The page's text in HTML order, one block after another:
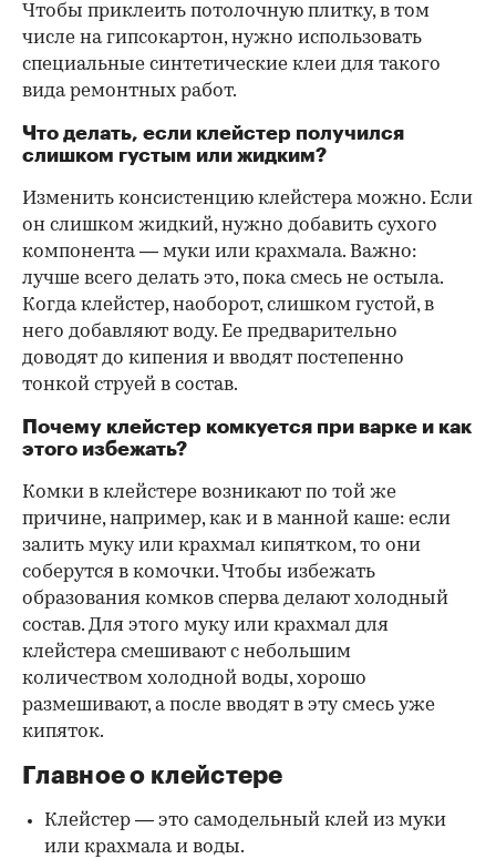
Чтобы приклеить потолочную плитку, в том
числе на гипсокартон, нужно использовать
специальные синтетические клеи для такого
вида ремонтных работ.
Что делать, если клейстер получился
слишком густым или жидким?
Изменить консистенцию клейстера можно. Если
он слишком жидкий, нужно добавить сухого
компонента — муки или крахмала. Важно:
лучше всего делать это, пока смесь не остыла.
Когда клейстер, наоборот, слишком густой, в
него добавляют воду. Ее предварительно
доводят до кипения и вводят постепенно
тонкой струей в состав.
Почему клейстер комкуется при варке и как
этого избежать?
Комки в клейстере возникают по той же
причине, например, как и в манной каше: если
залить муку или крахмал кипятком, то они
соберутся в комочки. Чтобы избежать
образования комков сперва делают холодный
состав. Для этого муку или крахмал для
клейстера смешивают с небольшим
количеством холодной воды, хорошо
размешивают, а после вводят в эту смесь уже
кипяток.
Главное о клейстере
Клейстер — это самодельный клей из муки
или крахмала и воды.